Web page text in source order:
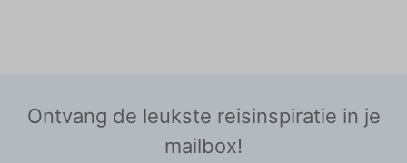
Ontvang de leukste reisinspiratie in je
mailbox!